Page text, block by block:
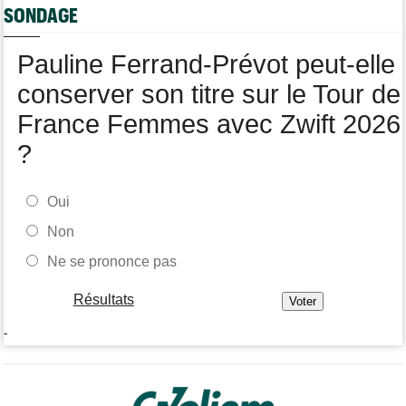
SONDAGE
Pauline Ferrand-Prévot peut-elle
conserver son titre sur le Tour de
France Femmes avec Zwift 2026
?
Oui
Non
Ne se prononce pas
Résultats
-